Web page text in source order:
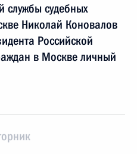
службы судебных
Николай Коновалов
Российской
в Москве личный